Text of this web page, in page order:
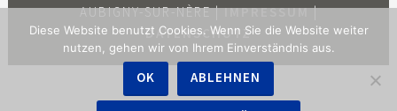
AUBIGNY-SUR-NÈRE |IMPRESSUM|
DATENSCHUTZ
Diese Website benutzt Cookies. Wenn Sie die Website weiter
nutzen, gehen wir von Ihrem Einverständnis aus.
OK ABLEHNEN